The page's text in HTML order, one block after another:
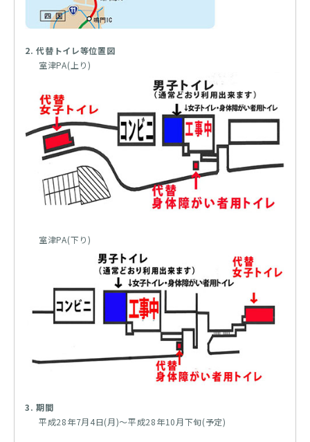
2. 代替トイレ等位置図
室津PA(上り)
室津PA(下り)
3. 期間
平成28年7月4日(月)～平成28年10月下旬(予定)